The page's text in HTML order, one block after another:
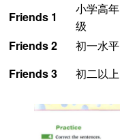
Friends 1
小学高年
级
Friends 2
初一水平
Friends 3
初二以上